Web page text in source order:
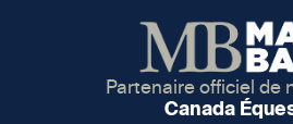
Partenaire officiel de
Canada